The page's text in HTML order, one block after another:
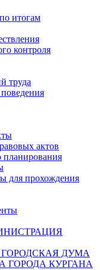
итогам
контроля
труда
актов
планирования
для прохождения
ДУМА
ГОРОДА КУРГАНА